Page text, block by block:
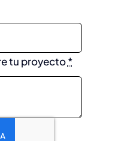
tu proyecto*